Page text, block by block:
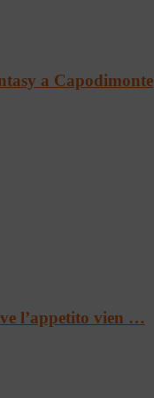
a Capodimonte
l’appetito vien …